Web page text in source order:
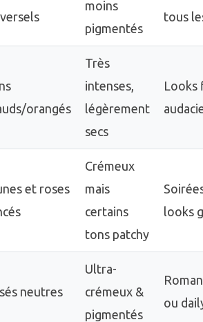
moins
pigmentés
tous
orangés
Très
intenses,
légèrement
secs
Looks
et roses
Crémeux
mais
certains
tons patchy
looks
neutres
Ultra-
crémeux &
pigmentés
ou